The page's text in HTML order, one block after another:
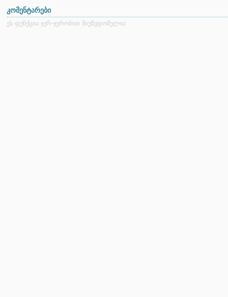
კომენტარები
ეს ფუნქცია ჯერ-ჯერობით მიუწვდომელია